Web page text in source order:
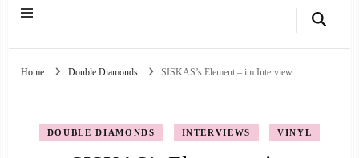
Home Double Diamonds SISKAS’s Element – im Interview
DOUBLE DIAMONDS INTERVIEWS VINYL